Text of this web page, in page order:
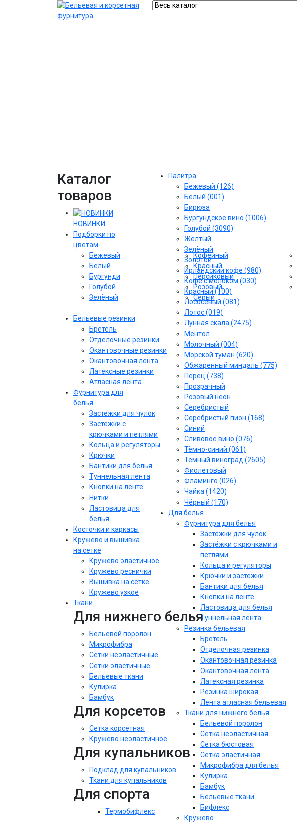
Каталог
товаров
НОВИНКИ
Подборки по
цветам
Бежевый
Белый
Бургунди
Голубой
Зелёный
Кофейный
Красный
Персиковый
Розовый
Серый
Бельевые резинки
Бретель
Отделочные резинки
Окантовочные резинки
Окантовочная лента
Латексные резинки
Атласная лента
Фурнитура для
белья
Застежки для чулок
Застёжки с
крючками и петлями
Кольца и регуляторы
Крючки
Бантики для белья
Туннельная лента
Кнопки на ленте
Нитки
Ластовица для
белья
Косточки и каркасы
Кружево и вышивка
на сетке
Кружево эластичное
Кружево реснички
Вышивка на сетке
Кружево узкое
Ткани
Для нижнего белья
Бельевой поролон
Микрофибра
Сетки неэластичные
Сетки эластичные
Бельевые ткани
Кулирка
Бамбук
Для корсетов
Сетка корсетная
Кружево неэластичное
Для купальников
Подклад для купальников
Ткани для купальников
Для спорта
Термобифлекс
Палитра
Бежевый (126)
Белый (001)
Бирюза
Бургундское вино (1006)
Голубой (3090)
Жёлтый
Зелёный
Золотой
Ирландский кофе (980)
Кофе с молоком (030)
Красный (100)
Лососёвый (081)
Лотос (019)
Лунная скала (2475)
Ментол
Молочный (004)
Морской туман (620)
Обжаренный миндаль (775)
Перец (738)
Прозрачный
Розовый неон
Серебристый
Серебристый пион (168)
Синий
Сливовое вино (076)
Тёмно-синий (061)
Тёмный виноград (2605)
Фиолетовый
Фламинго (026)
Чайка (1420)
Чёрный (170)
Для белья
Фурнитура для белья
Застёжки для чулок
Застёжки с крючками и
петлями
Кольца и регуляторы
Крючки и застёжки
Бантики для белья
Кнопки на ленте
Ластовица для белья
Туннельная лента
Резинка бельевая
Бретель
Отделочная резинка
Окантовочная резинка
Окантовочная лента
Латексная резинка
Резинка широкая
Лента атласная бельевая
Ткани для нижнего белья
Бельевой поролон
Сетка неэластичная
Сетка бюстовая
Сетка эластичная
Микрофибра для белья
Кулирка
Бамбук
Бельевые ткани
Бифлекс
Кружево